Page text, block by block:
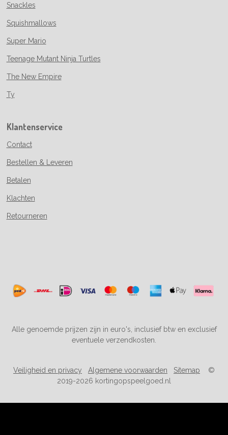
Snackles
Squishmallows
Super Mario
Teenage Mutant Ninja Turtles
The New Empire
Ty
Klantenservice
Contact
Bestellen & Leveren
Betalen
Klachten
Retourneren
Alle genoemde prijzen zijn in euro's, inclusief btw en exclusief
eventuele verzendkosten.
Veiligheid en privacy Algemene voorwaarden Sitemap ©
2019-2026 kortingopspeelgoed.nl